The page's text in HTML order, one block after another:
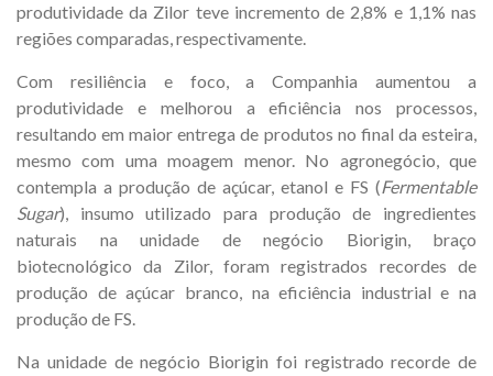
produtividade da Zilor teve incremento de 2,8% e 1,1% nas
regiões comparadas, respectivamente.
Com resiliência e foco, a Companhia aumentou a
produtividade e melhorou a eficiência nos processos,
resultando em maior entrega de produtos no final da esteira,
mesmo com uma moagem menor. No agronegócio, que
contempla a produção de açúcar, etanol e FS (Fermentable
Sugar), insumo utilizado para produção de ingredientes
naturais na unidade de negócio Biorigin, braço
biotecnológico da Zilor, foram registrados recordes de
produção de açúcar branco, na eficiência industrial e na
produção de FS.
Na unidade de negócio Biorigin foi registrado recorde de